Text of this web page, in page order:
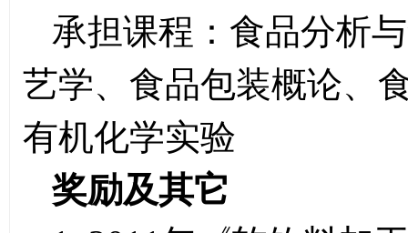
承担课程：食品分析
艺学、食品包装概论、
有机化学实验
奖励及其它